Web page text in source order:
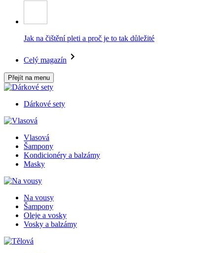
Jak na čištění pleti a proč je to tak důležité
Celý magazín
Přejít na menu
Dárkové sety
Vlasová
Šampony
Kondicionéry a balzámy
Masky
Na vousy
Šampony
Oleje a vosky
Vosky a balzámy